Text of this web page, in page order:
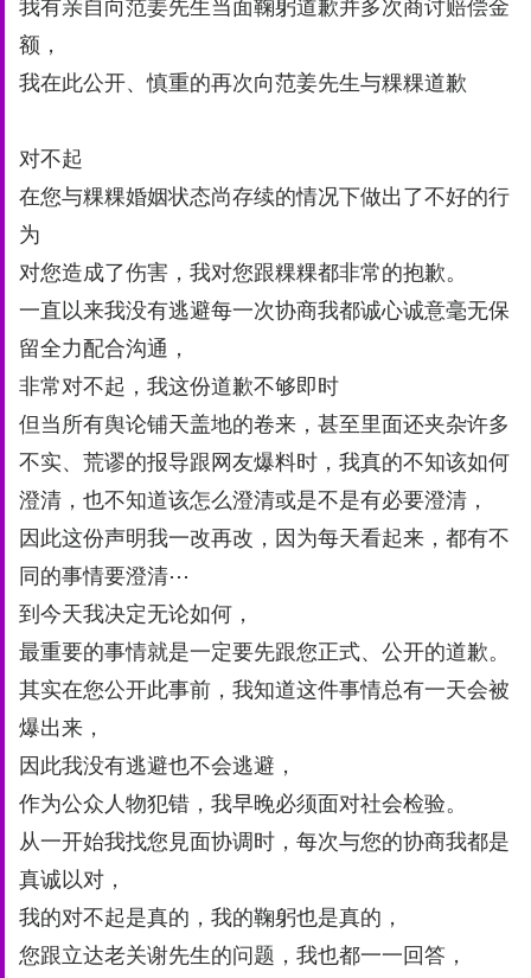
我有亲⾃向范姜先⽣当⾯鞠躬道歉并多次商讨赔偿⾦
额，
我在此公开、慎重的再次向范姜先⽣与粿粿道歉
对不起
在您与粿粿婚姻状态尚存续的情况下做出了不好的⾏
为
对您造成了伤害，我对您跟粿粿都非常的抱歉。
⼀直以来我没有逃避每⼀次协商我都诚⼼诚意毫无保
留全⼒配合沟通，
非常对不起，我这份道歉不够即时
但当所有舆论铺天盖地的卷来，甚⾄里⾯还夹杂许多
不实、荒谬的报导跟网友爆料时，我真的不知该如何
澄清，也不知道该怎么澄清或是不是有必要澄清，
因此这份声明我⼀改再改，因为每天看起来，都有不
同的事情要澄清⋯
到今天我决定无论如何，
最重要的事情就是⼀定要先跟您正式、公开的道歉。
其实在您公开此事前，我知道这件事情总有⼀天会被
爆出来，
因此我没有逃避也不会逃避，
作为公众⼈物犯错，我早晚必须⾯对社会检验。
从⼀开始我找您⾒⾯协调时，每次与您的协商我都是
真诚以对，
我的对不起是真的，我的鞠躬也是真的，
您跟立达老关谢先⽣的问题，我也都⼀⼀回答，